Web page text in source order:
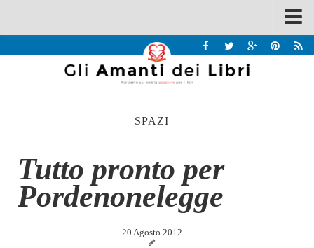
Recensioni
Interviste & Incontri
Chi siamo
Contatti
SPAZI
Tutto pronto per
Pordenonelegge
20 Agosto 2012